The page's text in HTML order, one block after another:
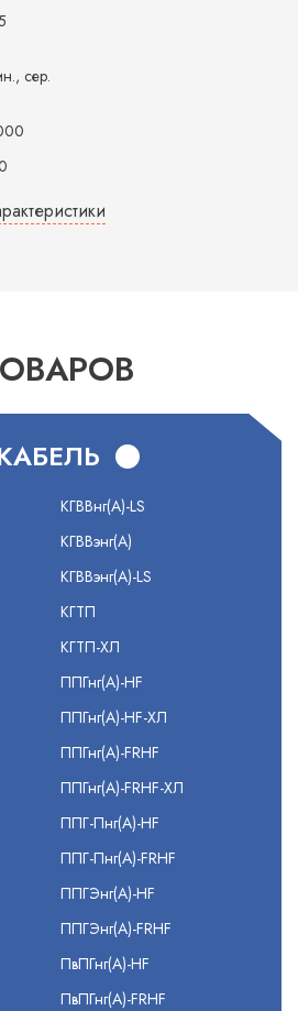
сер.
КГВВнг(А)-LS
КГВВэнг(А)
КГВВэнг(А)-LS
КГТП
КГТП-ХЛ
ППГнг(А)-HF
ППГнг(А)-HF-ХЛ
ППГнг(А)-FRHF
ППГнг(А)-FRHF-ХЛ
ППГ-Пнг(А)-HF
ППГ-Пнг(А)-FRHF
ППГЭнг(А)-HF
ППГЭнг(А)-FRHF
ПвПГнг(А)-HF
ПвПГнг(А)-FRHF